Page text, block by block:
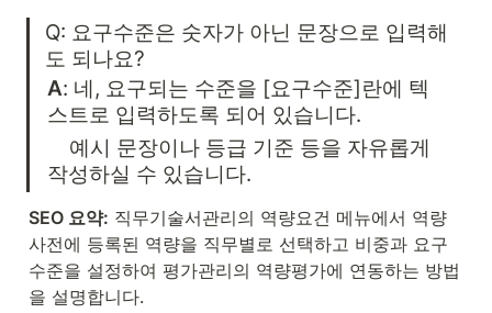
Q: 요구수준은 숫자가 아닌 문장으로 입력해
도 되나요?
A: 네, 요구되는 수준을 [요구수준]란에 텍
스트로 입력하도록 되어 있습니다.
SEO 요약: 직무기술서관리의 역량요건 메뉴에서 역량
사전에 등록된 역량을 직무별로 선택하고 비중과 요구
수준을 설정하여 평가관리의 역량평가에 연동하는 방법
을 설명합니다.